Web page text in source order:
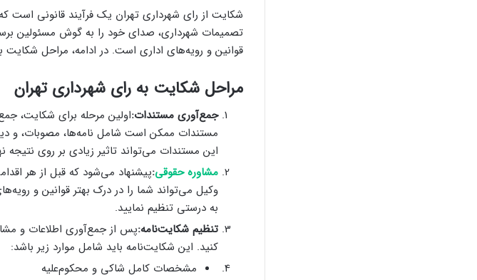
شکایت از رای شهرداری تهران یک فرآیند قانونی
تصمیمات شهرداری، صدای خود را به گوش مسئولین
قوانین و رویه‌های اداری است. در ادامه، مراحل
مراحل شکایت به رای شهرداری تهران
جمع‌آوری مستندات:اولین مرحله برای شکایت،
مستندات ممکن است شامل نامه‌ها، مصوبات، و
این مستندات می‌تواند تاثیر زیادی بر روی نتیجه
مشاوره حقوقی:پیشنهاد می‌شود که قبل از هر
وکیل می‌تواند شما را در درک بهتر قوانین و
به درستی تنظیم نمایید.
تنظیم شکایت‌نامه:پس از جمع‌آوری اطلاعات و
کنید. این شکایت‌نامه باید شامل موارد زیر باشد:
مشخصات کامل شاکی و محکوم‌علیه